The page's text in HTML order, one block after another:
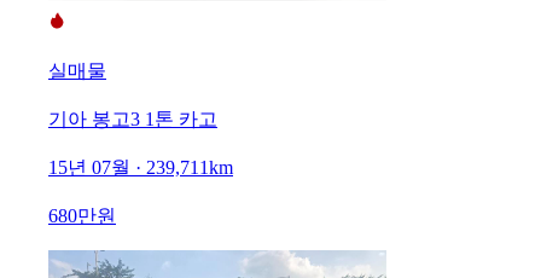
실매물
기아 봉고3 1톤 카고
15년 07월 · 239,711km
680만원